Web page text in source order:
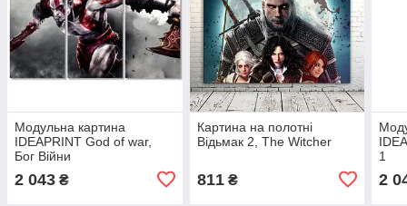
Модульна картина
IDEAPRINT God of war,
Бог Війни
2 043 ₴
Картина на полотні
Відьмак 2, The Witcher
811₴
1
2